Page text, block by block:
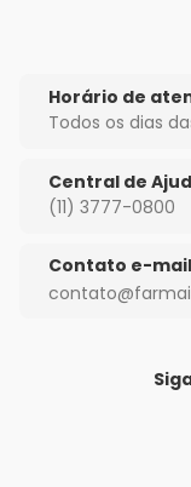
Horário de
Todos os dias
Central de
(11) 3777-0800
Contato e-mail